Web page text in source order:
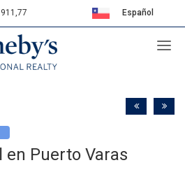
Español
en Puerto Varas